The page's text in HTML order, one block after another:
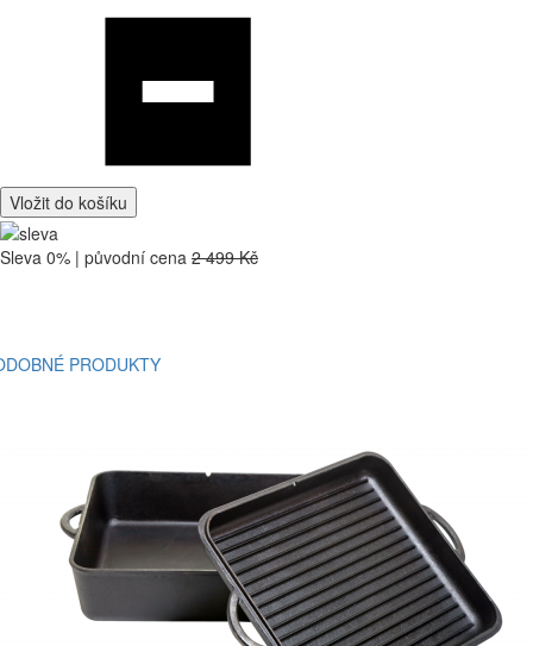
Vložit do košíku
Sleva 0% | původní cena 2 499 Kč
PRODUKTY